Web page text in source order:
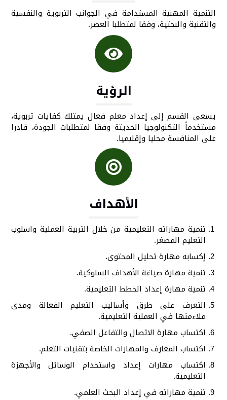
التنمية المهنية المستدامة في الجوانب التربوية والنفسية
والتقنية والبحثية، وفقا لمتطلبا العصر.
الرؤية
يسعى القسم إلى إعداد معلم فعال يمتلك كفايات تربوية،
مستخدماً التكنولوجيا الحديثة وفقا لمتطلبات الجودة، قادرا
على المنافسة محليا وإقليميا.
الأهداف
تنمية مهاراته التعليمية من خلال التربية العملية واسلوب
التعليم المصغر.
إكسابه مهارة تحليل المحتوى.
تنمية مهارة صياغة الأهداف السلوكية.
تنمية مهارة إعداد الخطط التعليمية.
التعرف على طرق وأساليب التعليم الفعالة ومدى
ملاءمتها في العملية التعليمية.
اكتساب مهارة الاتصال والتفاعل الصفي.
اكتساب المعارف والمهارات الخاصة بتقنيات التعلم.
اكتساب مهارات إعداد واستخدام الوسائل والأجهزة
التعليمية.
تنمية مهاراته في إعداد البحث العلمي.